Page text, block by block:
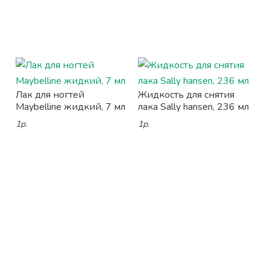
Лак для ногтей
Maybelline жидкий, 7 мл
1р.
Жидкость для снятия
лака Sally hansen, 236 мл
1р.